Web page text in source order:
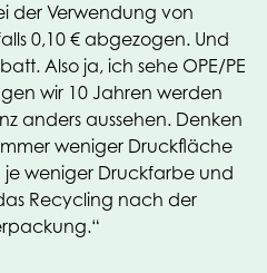
der Verwendung von
0,10 € abgezogen. Und
Also ja, ich sehe OPE/PE
wir 10 Jahren werden
anders aussehen. Denken
weniger Druckfläche
weniger Druckfarbe und
Recycling nach der